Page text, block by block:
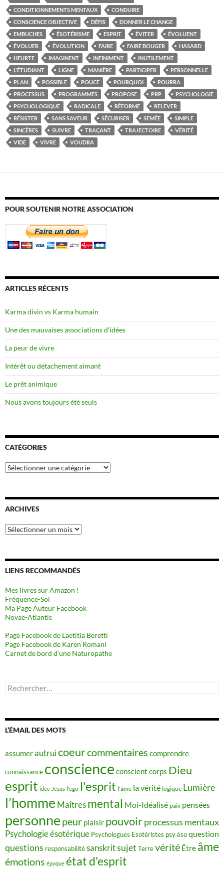
CONDITIONNEMENTS MENTAUX
CONDUIRE
CONSCIENCE OBJECTIVE
DÉFIS
DONNER LE CHANGE
EMBUCHES
ÉSOTÉRISME ESPRIT ÉVITER
ÉVOLUENT
ÉVOLUER
ÉVOLUTION FAIRE FAIRE BOUGER
HASARD
HEURTE
IMAGINENT INFINIMENT
INUTILEMENT
L'ÉTUDIANT
LIGNE MANIÈRE PARTICIPER
PERSONNELLE
PLAN
POSSIBLE POUCE POURQUOI
POURRA
PROCESSUS
PROGRAMMES PROPOSE PRP
PSYCHOLOGIE
PSYCHOLOGIQUE
RADICALE RÉFORME
RELEVER
RÉSISTER
SANS SAVEUR SÉCURISER SEMÉE
SIMPLE
SINCÈRES
SUIVRE TRAÇANT TRAJECTOIRE
VÉRITÉ
VIDE
VIVRE VOUDRA
POUR SOUTENIR NOTRE ASSOCIATION
ARTICLES RÉCENTS
Karma divin vs Karma humain
Une des mauvaises associations d’idées
La peur de vivre
Intérêt ou détachement aimant
Le prêt animique
Nous avons toujours été seuls
CATÉGORIES
Catégories
ARCHIVES
Archives
LIENS RECOMMANDÉS
Mes livres sur Amazon !
Fréquence-Soi
Ma Page Auteur Facebook
Novae-Atlantis
Page Facebook de Laetitia Beretti
Page Facebook de Karen Romani
Carnet de bord d’une Naturopathe
Rechercher :
L’ÉMAIL DES MOTS
assumerautruicoeurcommentaires comprendre
connaissance conscience conscient corps Dieu
esprit idée Jésus l'ego l'esprit l'âme la vérité logique Lumière
l’homme Maîtres mental Moi-Idéalisé paix pensées
personne peur plaisir pouvoirprocessus mentaux
Psychologie ésotérique Psychologues Esotéristes psy ésoquestion
questions responsabilitésanskritsujet Terrevérité Être âme
émotions époque état d'esprit